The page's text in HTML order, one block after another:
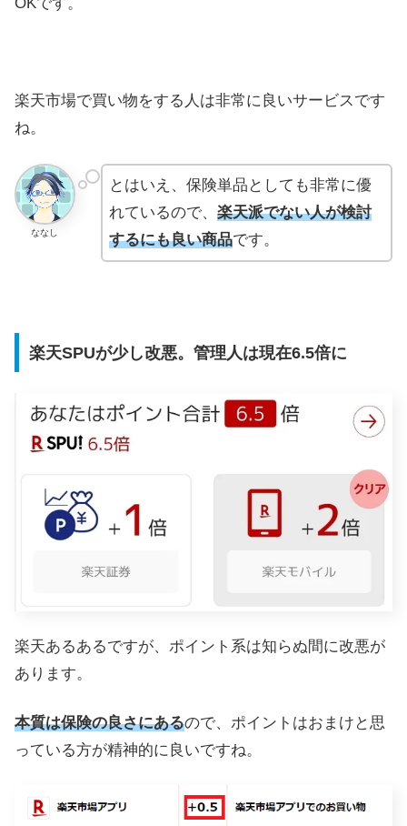
楽天市場で買い物をする人は非常に良いサービスです
ね。
ななし
とはいえ、保険単品としても非常に優
れているので、 楽天派でない人が検討
するにも良い商品です。
楽天SPUが少し改悪。管理人は現在6.5倍に
楽天あるあるですが、ポイント系は知らぬ間に改悪が
あります。
本質は保険の良さにあるので、ポイントはおまけと思
っている方が精神的に良いですね。